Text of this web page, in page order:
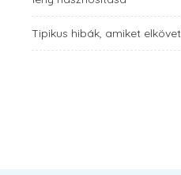
Tipikus hibák, amiket